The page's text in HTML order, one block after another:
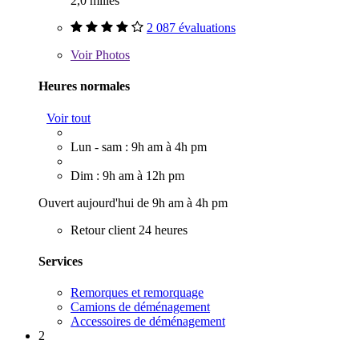
2 087 évaluations
VoirPhotos
Heures normales
Voir tout
Lun - sam : 9h am à 4h pm
Dim : 9h am à 12h pm
Ouvert aujourd'hui de 9h am à 4h pm
Retour client 24 heures
Services
Remorques et remorquage
Camions de déménagement
Accessoires de déménagement
2